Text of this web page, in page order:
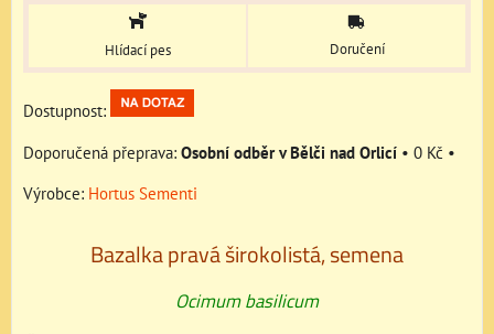
Hlídací pes Doručení
Dostupnost:
Osobní odběr v Bělči nad Orlicí • 0 Kč •
Výrobce: Hortus Sementi
Bazalka pravá širokolistá, semena
Ocimum basilicum